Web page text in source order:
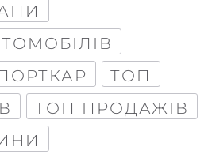
ТОП
ТОП ПРОДАЖІВ